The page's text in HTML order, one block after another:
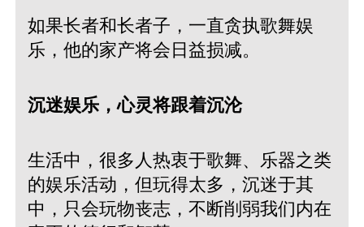
如果长者和长者子，一直贪执歌舞娱
乐，他的家产将会日益损减。
沉迷娱乐，心灵将跟着沉沦
生活中，很多人热衷于歌舞、乐器之类
的娱乐活动，但玩得太多，沉迷于其
中，只会玩物丧志，不断削弱我们内在